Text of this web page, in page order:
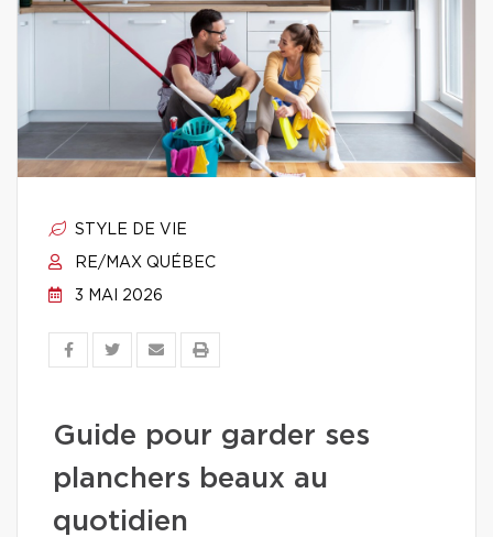
STYLE DE VIE
RE/MAX QUÉBEC
3 MAI 2026
Guide pour garder ses
planchers beaux au
quotidien